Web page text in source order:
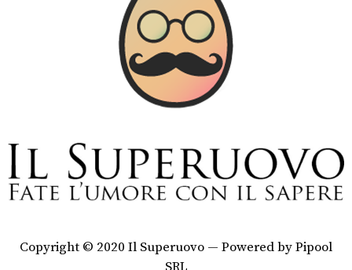
Copyright © 2020 Il Superuovo — Powered by Pipool